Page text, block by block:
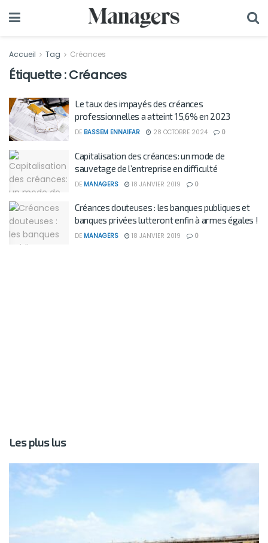
Accueil Tag Créances
Étiquette :Créances
Le taux des impayés des créances
professionnelles a atteint 15,6% en 2023
DE BASSEM ENNAIFAR 28 OCTOBRE 2024 0
Capitalisation des créances: un mode de
sauvetage de l’entreprise en difficulté
DE MANAGERS 18 JANVIER 2019 0
Créances douteuses : les banques publiques et
banques privées lutteront enfin à armes égales !
DE MANAGERS 18 JANVIER 2019 0
Les plus lus